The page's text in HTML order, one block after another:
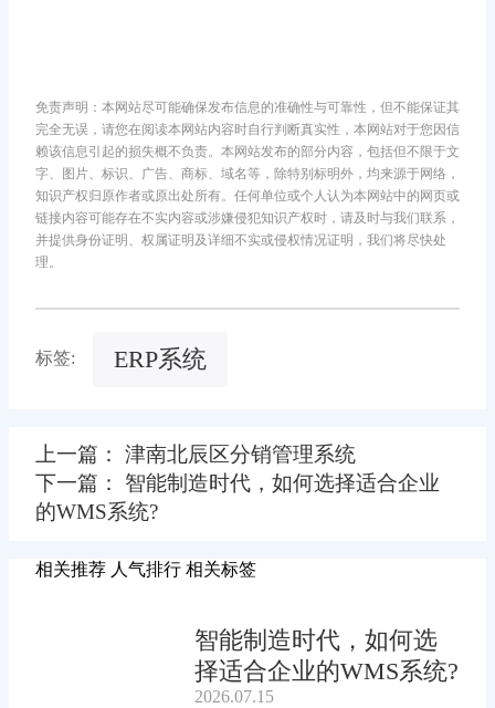
免责声明：本网站尽可能确保发布信息的准确性与可靠性，但不能保证其
完全无误，请您在阅读本网站内容时自行判断真实性，本网站对于您因信
赖该信息引起的损失概不负责。本网站发布的部分内容，包括但不限于文
字、图片、标识、广告、商标、域名等，除特别标明外，均来源于网络，
知识产权归原作者或原出处所有。任何单位或个人认为本网站中的网页或
链接内容可能存在不实内容或涉嫌侵犯知识产权时，请及时与我们联系，
并提供身份证明、权属证明及详细不实或侵权情况证明，我们将尽快处
理。
标签: ERP系统
上一篇： 津南北辰区分销管理系统
下一篇： 智能制造时代，如何选择适合企业
的WMS系统?
相关推荐 人气排行 相关标签
智能制造时代，如何选
择适合企业的WMS系统?
2026.07.15